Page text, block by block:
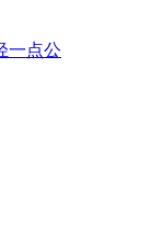
一点公